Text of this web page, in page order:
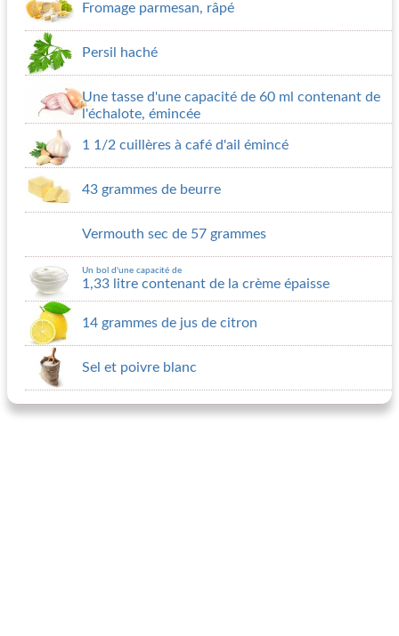
Fromage parmesan, râpé
Persil haché
Une tasse d'une capacité de 60 ml contenant de
l'échalote, émincée
1 1/2 cuillères à café d'ail émincé
43 grammes de beurre
Vermouth sec de 57 grammes
Un bol d'une capacité de
1,33 litre contenant de la crème épaisse
14 grammes de jus de citron
Sel et poivre blanc